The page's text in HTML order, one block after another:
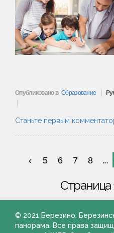
Опубликовано в Образование
Станьте первым
5 6 7 8 ...
Страница
© 2021 Березино.
панорама. Все права